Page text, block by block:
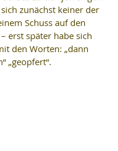
zunächst keiner der
Schuss auf den
erst später habe sich
den Worten: „dann
„geopfert“.